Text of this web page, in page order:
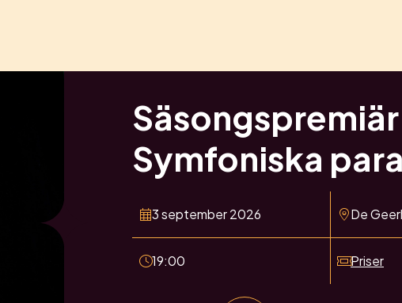
Säsongspremiär
Symfoniska
3 september 2026 De
19:00 Priser